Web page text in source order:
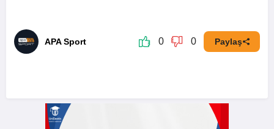
APA Sport 0 0 Paylaş